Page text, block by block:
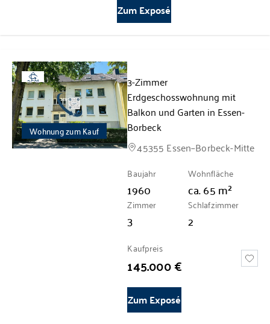
Zum Exposé
360°
Wohnung zum Kauf
3-Zimmer
Erdgeschosswohnung mit
Balkon und Garten in Essen-
Borbeck
45355 Essen–Borbeck-Mitte
Baujahr
1960
Wohnfläche
ca.65m²
Zimmer
3
Schlafzimmer
2
Kaufpreis
145.000 €
Zum Exposé